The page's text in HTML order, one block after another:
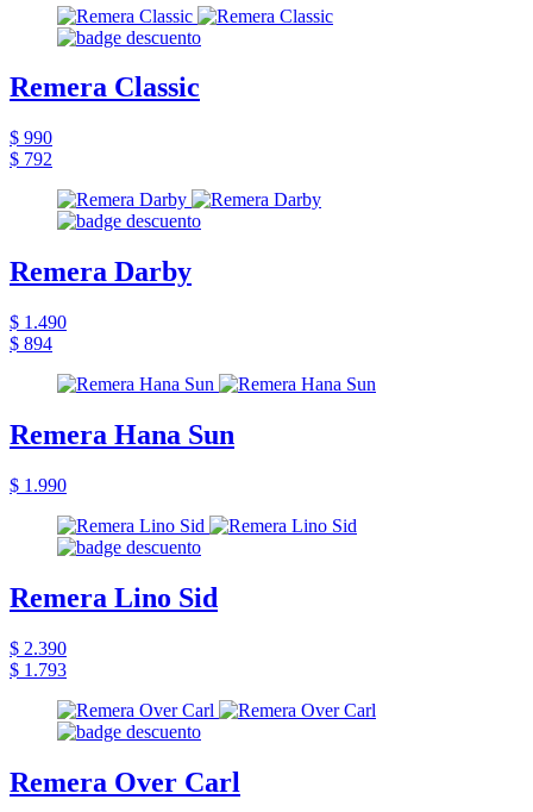
Remera Classic
$ 990
$ 792
Remera Darby
$ 1.490
$ 894
Remera Hana Sun
$ 1.990
Remera Lino Sid
$ 2.390
$ 1.793
Remera Over Carl